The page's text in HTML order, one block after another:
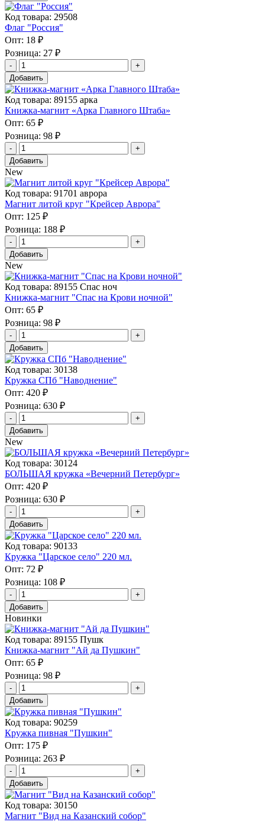
Код товара: 29508
Флаг "Россия"
Опт: 18 ₽
Розница: 27 ₽
Добавить
Код товара: 89155 арка
Книжка-магнит «Арка Главного Штаба»
Опт: 65 ₽
Розница: 98 ₽
Добавить
New
Код товара: 91701 аврора
Магнит литой круг "Крейсер Аврора"
Опт: 125 ₽
Розница: 188 ₽
Добавить
New
Код товара: 89155 Спас ноч
Книжка-магнит "Спас на Крови ночной"
Опт: 65 ₽
Розница: 98 ₽
Добавить
Код товара: 30138
Кружка СПб "Наводнение"
Опт: 420 ₽
Розница: 630 ₽
Добавить
New
Код товара: 30124
БОЛЬШАЯ кружка «Вечерний Петербург»
Опт: 420 ₽
Розница: 630 ₽
Добавить
Код товара: 90133
Кружка "Царское село" 220 мл.
Опт: 72 ₽
Розница: 108 ₽
Добавить
Новинки
Код товара: 89155 Пушк
Книжка-магнит "Ай да Пушкин"
Опт: 65 ₽
Розница: 98 ₽
Добавить
Код товара: 90259
Кружка пивная "Пушкин"
Опт: 175 ₽
Розница: 263 ₽
Добавить
Код товара: 30150
Магнит "Вид на Казанский собор"